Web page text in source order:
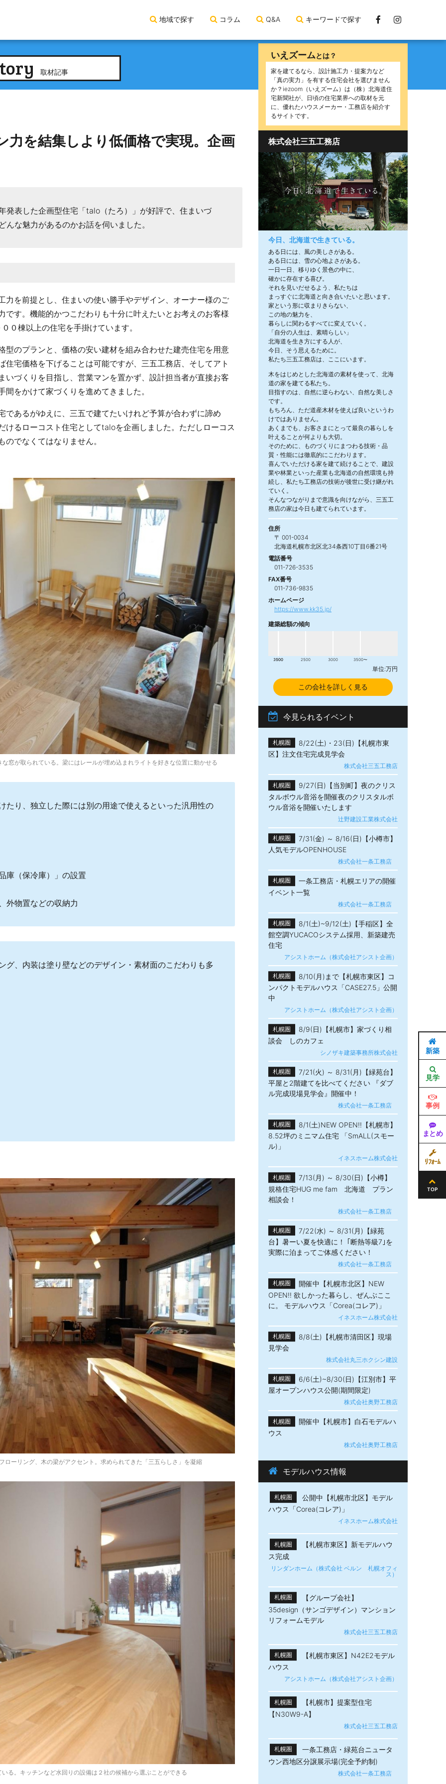
Facebook
ジ
Instagram
地域で探す コラム Q&A キーワードで探す
取材記事
力を結集しより低価格で実現。企画
発表した企画型住宅「talo（たろ）」が好評で、住まいづ
な魅力があるのかお話を伺いました。
を前提とし、住まいの使い勝手やデザイン、オーナー様のご
す。機能的かつこだわりも十分に叶えたいとお考えのお客様
０棟以上の住宅を手掛けています。
のプランと、価格の安い建材を組み合わせた建売住宅を用意
宅価格を下げることは可能ですが、三五工務店、そしてアト
づくりを目指し、営業マンを置かず、設計担当者が直接お客
をかけて家づくりを進めてきました。
あるがゆえに、三五で建てたいけれど予算が合わずに諦め
るローコスト住宅としてtaloを企画しました。ただしローコス
でなくてはなりません。
窓が取られている。梁にはレールが埋め込まれライトを好きな位置に動かせる
たり、独立した際には別の用途で使えるといった汎用性の
庫（保冷庫）」の設置
外物置などの収納力
グ、内装は塗り壁などのデザイン・素材面のこだわりも多
ローリング、木の梁がアクセント。求められてきた「三五らしさ」を凝縮
る。キッチンなど水回りの設備は２社の候補から選ぶことができる
いえズームとは？
家を建てるなら、設計施工力・提案力など
「真の実力」を有する住宅会社を選びません
か？iezoom（いえズーム）は（株）北海道住
宅新聞社が、日頃の住宅業界への取材を元
に、優れたハウスメーカー・工務店を紹介す
るサイトです。
株式会社三五工務店
今日、北海道で生きている。
ある日には、風の美しさがある。
ある日には、雪の心地よさがある。
一日一日、移りゆく景色の中に、
確かに存在する喜び。
それを見いだせるよう、私たちは
まっすぐに北海道と向き合いたいと思います。
家という形に収まりきらない、
この地の魅力を、
暮らしに関わるすべてに変えていく。
「自分の人生は、素晴らしい」
北海道を生き方にする人が、
今日、そう思えるために。
私たち三五工務店は、ここにいます。
木をはじめとした北海道の素材を使って、北海
道の家を建てる私たち。
目指すのは、自然に逆らわない、自然な美しさ
です。
もちろん、ただ道産木材を使えば良いというわ
けではありません。
あくまでも、お客さまにとって最良の暮らしを
叶えることが何よりも大切。
そのために、ものづくりにまつわる技術・品
質・性能には徹底的にこだわります。
喜んでいただける家を建て続けることで、建設
業や林業といった産業も北海道の自然環境も持
続し、私たち工務店の技術が後世に受け継がれ
ていく。
そんなつながりまで意識を向けながら、三五工
務店の家は今日も建てられています。
住所
〒 001-0034
北海道札幌市北区北34条西10丁目6番21号
電話番号
011-726-3535
FAX番号
011-736-9835
ホームページ
https://www.kk35.jp/
建築総額の傾向
1500
2000 2500 3000 3500〜
単位:万円
この会社を詳しく見る
今見られるイベント
札幌圏
8/22(土)・23(日)【札幌市東
区】注文住宅完成見学会
株式会社三五工務店
札幌圏
9/27(日)【当別町】夜のクリス
タルボウル音浴を開催夜のクリスタルボ
ウル音浴を開催いたします
辻野建設工業株式会社
札幌圏
7/31(金) ～ 8/16(日)【小樽市】
人気モデルOPENHOUSE
株式会社一条工務店
札幌圏
一条工務店・札幌エリアの開催
イベント一覧
株式会社一条工務店
札幌圏
8/1(土)~9/12(土)【手稲区】全
館空調YUCACOシステム採用、新築建売
住宅
アシストホーム（株式会社アシスト企画）
札幌圏
8/10(月)まで【札幌市東区】コ
ンパクトモデルハウス「CASE27.5」公開
中
アシストホーム（株式会社アシスト企画）
札幌圏
8/9(日)【札幌市】家づくり相
談会 しのカフェ
シノザキ建築事務所株式会社
札幌圏
7/21(火) ～ 8/31(月)【緑苑台】
平屋と2階建てを比べてください 『ダブ
ル完成現場見学会』開催中！
株式会社一条工務店
札幌圏
8/1(土)NEW OPEN!!【札幌市】
8.52坪のミニマム住宅 「SmALL(スモー
ル)」
イネスホーム株式会社
札幌圏
7/13(月) ～ 8/30(日)【小樽】
規格住宅HUG me fam 北海道 プラン
相談会！
株式会社一条工務店
札幌圏
7/22(水) ～ 8/31(月)【緑苑
台】暑ーい夏を快適に！ ｢断熱等級7｣を
実際に泊まってご体感ください！
株式会社一条工務店
札幌圏
開催中【札幌市北区】NEW
OPEN!! 欲しかった暮らし、ぜんぶここ
に。 モデルハウス「Corea(コレア)」
イネスホーム株式会社
札幌圏
8/8(土)【札幌市清田区】現場
見学会
株式会社丸三ホクシン建設
札幌圏
6/6(土)~8/30(日)【江別市】平
屋オープンハウス公開(期間限定)
株式会社奥野工務店
札幌圏
開催中【札幌市】白石モデルハ
ウス
株式会社奥野工務店
モデルハウス情報
札幌圏
公開中【札幌市北区】モデル
ハウス「Corea(コレア)」
イネスホーム株式会社
札幌圏
【札幌市東区】新モデルハウ
ス完成
リンダンホーム（株式会社 ベルン 札幌オフィ
ス）
札幌圏
【グループ会社】
35design（サンゴデザイン）マンション
リフォームモデル
株式会社三五工務店
札幌圏
【札幌市東区】N42E2モデル
ハウス
アシストホーム（株式会社アシスト企画）
札幌圏
【札幌市】提案型住宅
【N30W9-A】
株式会社三五工務店
札幌圏
一条工務店・緑苑台ニュータ
ウン西地区分譲展示場(完全予約制)
株式会社一条工務店
新築
見学
事例
まとめ
ﾘﾌｫｰﾑ
TOP